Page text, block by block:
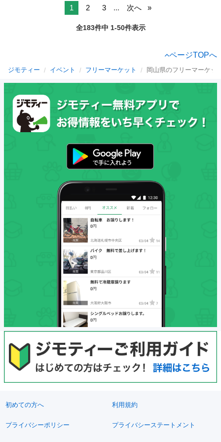
1 2 3 ... 次へ
全183件中 1-50件表示
ページTOPへ
ジモティー イベント フリーマーケット 岡山県のフリーマーケッ
初めての方へ 利用規約
プライバシーポリシー プライバシーステートメント